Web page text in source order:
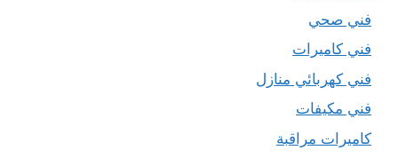
فني صحي
فني كاميرات
فني كهربائي منازل
فني مكيفات
كاميرات مراقبة